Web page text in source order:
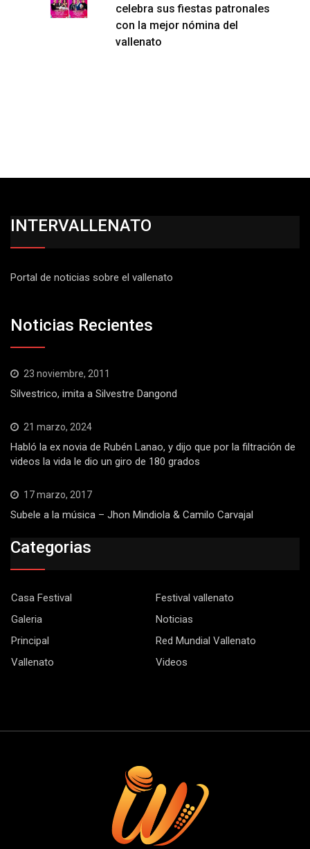
celebra sus fiestas patronales
con la mejor nómina del
vallenato
INTERVALLENATO
Portal de noticias sobre el vallenato
Noticias Recientes
23 noviembre, 2011
Silvestrico, imita a Silvestre Dangond
21 marzo, 2024
Habló la ex novia de Rubén Lanao, y dijo que por la filtración de
videos la vida le dio un giro de 180 grados
17 marzo, 2017
Subele a la música – Jhon Mindiola & Camilo Carvajal
Categorias
Casa Festival
Festival vallenato
Galeria
Noticias
Principal
Red Mundial Vallenato
Vallenato
Videos